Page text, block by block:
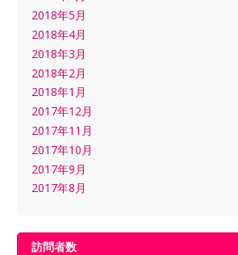
2018年5月
2018年4月
2018年3月
2018年2月
2018年1月
2017年12月
2017年11月
2017年10月
2017年9月
2017年8月
訪問者数